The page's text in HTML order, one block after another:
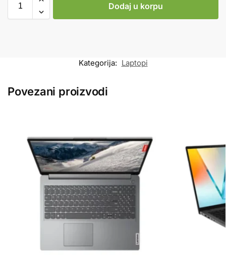
Dodaj u korpu
Kategorija: Laptopi
Povezani proizvodi